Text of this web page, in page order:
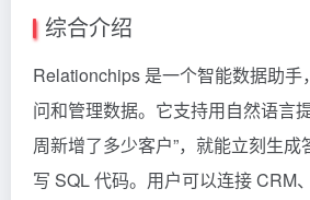
综合介绍
Relationchips 是一个智能数据助手
问和管理数据。它支持用自然语言
周新增了多少客户”，就能立刻生成
写 SQL 代码。用户可以连接 CRM